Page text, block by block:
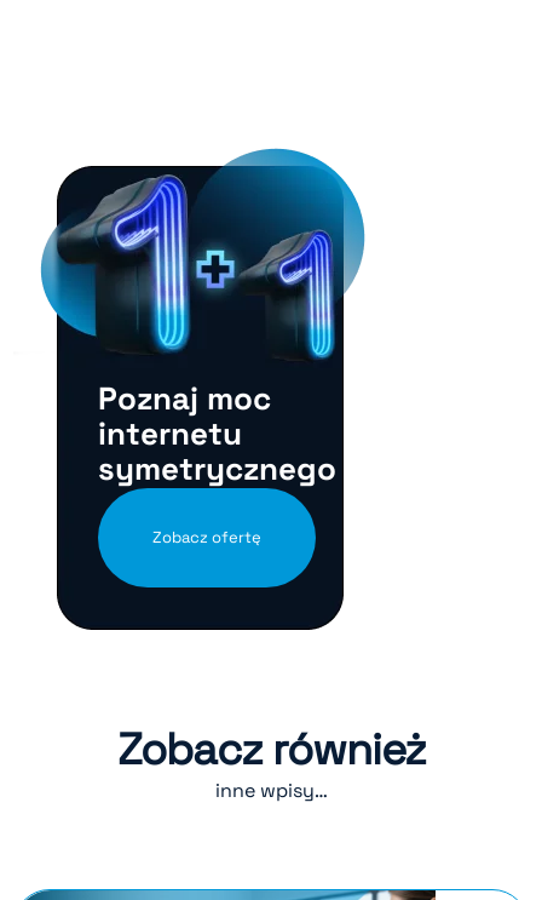
Poznaj moc
internetu
symetrycznego
Zobacz ofertę
Zobacz również
inne wpisy…